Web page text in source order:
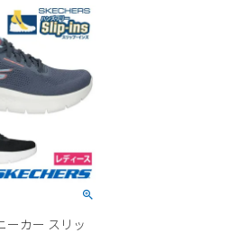
ーカー スリッ